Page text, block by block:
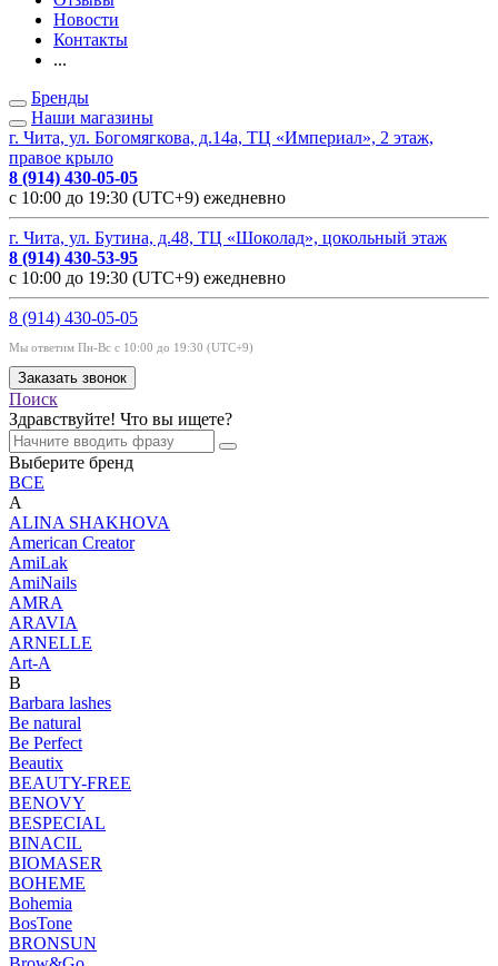
Новости
Контакты
...
Бренды
Наши магазины
г. Чита, ул. Богомягкова, д.14а, ТЦ «Империал», 2 этаж,
правое крыло
8 (914) 430-05-05
с 10:00 до 19:30 (UTC+9) ежедневно
г. Чита, ул. Бутина, д.48, ТЦ «Шоколад», цокольный этаж
8 (914) 430-53-95
с 10:00 до 19:30 (UTC+9) ежедневно
8 (914) 430-05-05
Мы ответим Пн-Вс с 10:00 до 19:30 (UTC+9)
Заказать звонок
Поиск
Здравствуйте! Что вы ищете?
Выберите бренд
ВСЕ
A
ALINA SHAKHOVA
American Creator
AmiLak
AmiNails
AMRA
ARAVIA
ARNELLE
Art-A
B
Barbara lashes
Be natural
Be Perfect
Beautix
BEAUTY-FREE
BENOVY
BESPECIAL
BINACIL
BIOMASER
BOHEME
Bohemia
BosTone
BRONSUN